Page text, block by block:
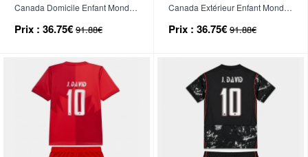
Canada Domicile Enfant Mondial
court)
Prix : 36.75€ 91.88€
Canada Extérieur Enfant Mondial
court)
Prix : 36.75€ 91.88€